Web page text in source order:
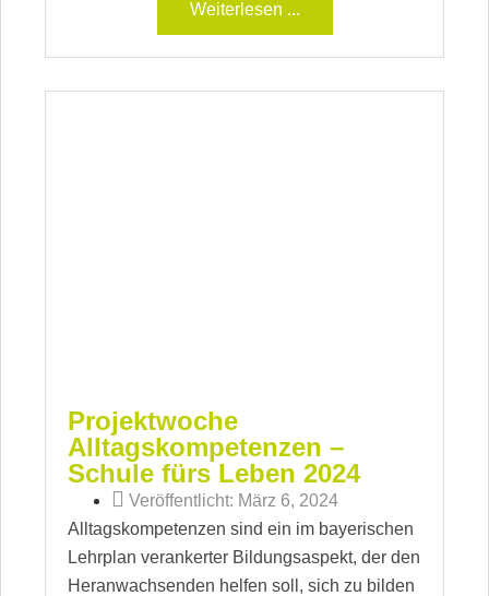
Weiterlesen ...
Projektwoche
Alltagskompetenzen –
Schule fürs Leben 2024
Veröffentlicht: März 6, 2024
Alltagskompetenzen sind ein im bayerischen
Lehrplan verankerter Bildungsaspekt, der den
Heranwachsenden helfen soll, sich zu bilden